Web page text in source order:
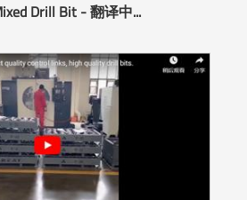
Drill Bit - 翻译中...